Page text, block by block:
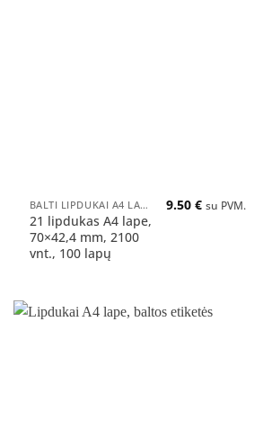
BALTI LIPDUKAI A4 LAPUOSE
21 lipdukas A4 lape,
70×42,4 mm, 2100
vnt., 100 lapų
9.50 € su PVM.